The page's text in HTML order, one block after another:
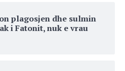
plagosjen dhe sulmin
i Fatonit, nuk e vrau